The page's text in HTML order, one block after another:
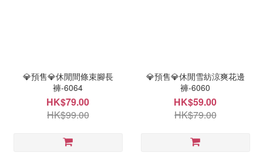
💎預售💎休閒間條束腳長
褲-6064
HK$79.00
HK$99.00
💎預售💎休閒雪紡涼爽花邊
褲-6060
HK$59.00
HK$79.00